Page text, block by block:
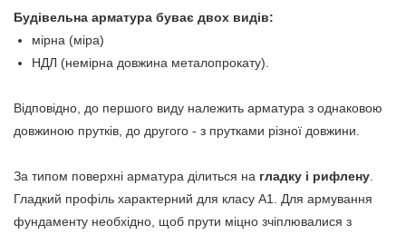
Будівельна арматура буває двох видів:
мірна (міра)
НДЛ (немірна довжина металопрокату).
Відповідно, до першого виду належить арматура з однаковою
довжиною прутків, до другого - з прутками різної довжини.
За типом поверхні арматура ділиться на гладку і рифлену
Гладкий профіль характерний для класу А1. Для армування
фундаменту необхідно, щоб прути міцно зчіплювалися з